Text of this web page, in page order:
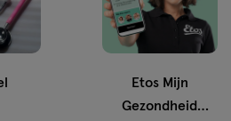
Etos Mijn
Gezondheid